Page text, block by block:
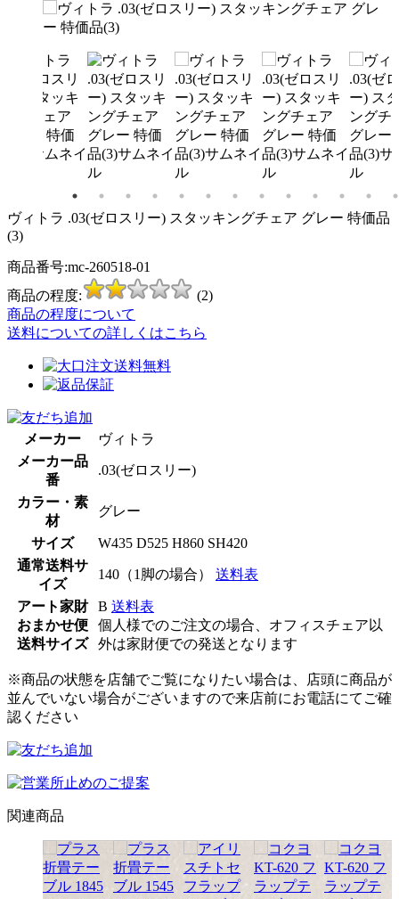
ヴィトラ .03(ゼロスリー) スタッキングチェア グレー 特価品
(3)
商品番号:mc-260518-01
商品の程度:
(2)
商品の程度について
送料についての詳しくはこちら
メーカー
ヴィトラ
メーカー品
番
.03(ゼロスリー)
カラー・素
材
グレー
サイズ
W435 D525 H860 SH420
通常送料サ
イズ
140（1脚の場合） 送料表
アート家財
おまかせ便
送料サイズ
B 送料表
個人様でのご注文の場合、オフィスチェア以
外は家財便での発送となります
※商品の状態を店舗でご覧になりたい場合は、店頭に商品が
並んでいない場合がございますので来店前にお電話にてご確
認ください
関連商品